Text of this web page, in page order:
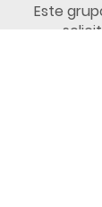
Este